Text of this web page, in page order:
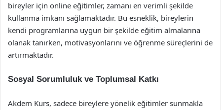
bireyler için online eğitimler, zamanı en verimli şekilde
kullanma imkanı sağlamaktadır. Bu esneklik, bireylerin
kendi programlarına uygun bir şekilde eğitim almalarına
olanak tanırken, motivasyonlarını ve öğrenme süreçlerini de
artırmaktadır.
Sosyal Sorumluluk ve Toplumsal Katkı
Akdem Kurs, sadece bireylere yönelik eğitimler sunmakla